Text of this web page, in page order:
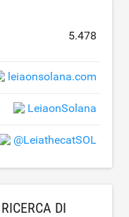
5.478
leiaonsolana.com
LeiaonSolana
@LeiathecatSOL
DI